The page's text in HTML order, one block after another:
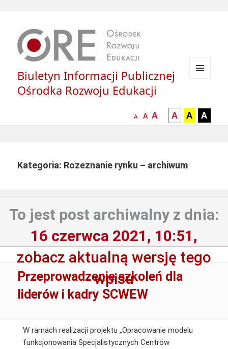
Biuletyn Informacji Publicznej
Ośrodka Rozwoju Edukacji
mniejsza
A
normalna
A
większa-
czcionka
A
kontrast
czarny
tle
A
kontrast
czarny
tle
A
żółty
A
Kategoria: Rozeznanie rynku – archiwum
To jest post archiwalny z dnia:
16 czerwca 2021, 10:51,
zobacz aktualną wersję tego
wpisu
Przeprowadzenie szkoleń dla
liderów i kadry SCWEW
W ramach realizacji projektu „Opracowanie modelu
funkcjonowania Specjalistycznych Centrów